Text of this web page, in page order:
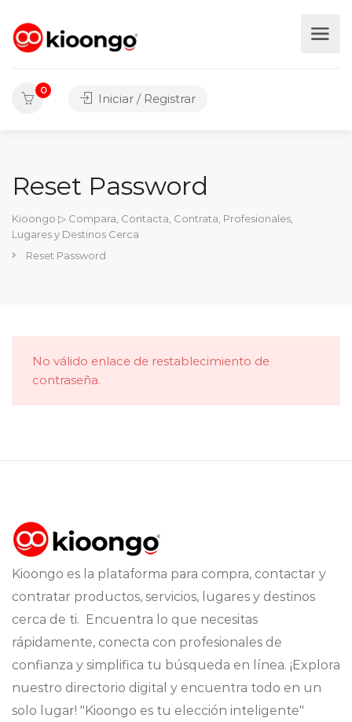
0
Iniciar / Registrar
Reset Password
Kioongo ▷ Compara, Contacta, Contrata, Profesionales,
Lugares y Destinos Cerca
Reset Password
No válido enlace de restablecimiento de
contraseña.
Kioongo es la plataforma para compra, contactar y
contratar productos, servicios, lugares y destinos
cerca de ti. Encuentra lo que necesitas
rápidamente, conecta con profesionales de
confianza y simplifica tu búsqueda en línea. ¡Explora
nuestro directorio digital y encuentra todo en un
solo lugar! "Kioongo es tu elección inteligente"